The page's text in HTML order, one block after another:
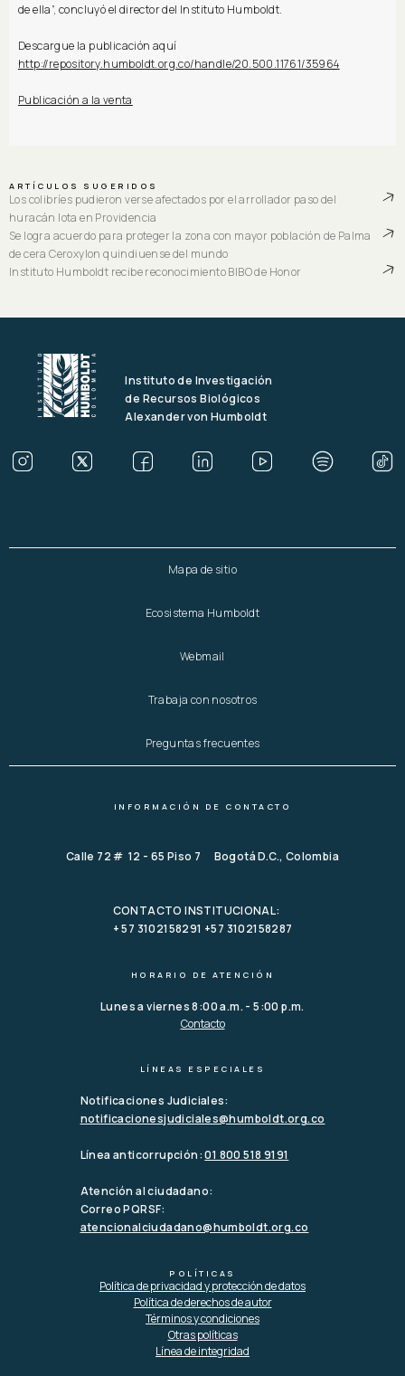
de ella”, concluyó el director del Instituto Humboldt.
Descargue la publicación aquí
http://repository.humboldt.org.co/handle/20.500.11761/35964
Publicación a la venta
ARTÍCULOS SUGERIDOS
Los colibríes pudieron verse afectados por el arrollador paso del
huracán Iota en Providencia
Se logra acuerdo para proteger la zona con mayor población de Palma
de cera Ceroxylon quindiuense del mundo
Instituto Humboldt recibe reconocimiento BIBO de Honor
Instituto de Investigación
de Recursos Biológicos
Alexander von Humboldt
Mapa de sitio
Ecosistema Humboldt
Webmail
Trabaja con nosotros
Preguntas frecuentes
INFORMACIÓN DE CONTACTO
Calle 72 # 12 - 65 Piso 7 Bogotá D.C., Colombia
CONTACTO INSTITUCIONAL:
+ 57 3102158291 +57 3102158287
HORARIO DE ATENCIÓN
Lunes a viernes 8:00 a.m. - 5:00 p.m.
Contacto
LÍNEAS ESPECIALES
Notificaciones Judiciales:
notificacionesjudiciales@humboldt.org.co
Línea anticorrupción:01 800 518 9191
Atención al ciudadano:
Correo PQRSF:
atencionalciudadano@humboldt.org.co
POLÍTICAS
Política de privacidad y protección de datos
Política de derechos de autor
Términos y condiciones
Otras políticas
Línea de integridad